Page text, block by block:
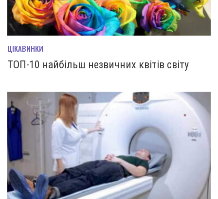
ЦІКАВИНКИ
ТОП-10 найбільш незвичних квітів світу